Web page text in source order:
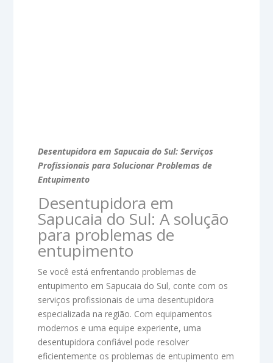
Desentupidora em Sapucaia do Sul: Serviços
Profissionais para Solucionar Problemas de
Entupimento
Desentupidora em
Sapucaia do Sul: A solução
para problemas de
entupimento
Se você está enfrentando problemas de
entupimento em Sapucaia do Sul, conte com os
serviços profissionais de uma desentupidora
especializada na região. Com equipamentos
modernos e uma equipe experiente, uma
desentupidora confiável pode resolver
eficientemente os problemas de entupimento em